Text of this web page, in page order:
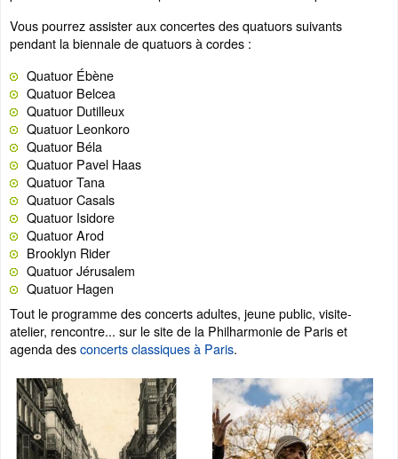
Vous pourrez assister aux concertes des quatuors suivants
pendant la biennale de quatuors à cordes :
Quatuor Ébène
Quatuor Belcea
Quatuor Dutilleux
Quatuor Leonkoro
Quatuor Béla
Quatuor Pavel Haas
Quatuor Tana
Quatuor Casals
Quatuor Isidore
Quatuor Arod
Brooklyn Rider
Quatuor Jérusalem
Quatuor Hagen
Tout le programme des concerts adultes, jeune public, visite-
atelier, rencontre... sur le site de la Philharmonie de Paris et
agenda desconcerts classiques à Paris.